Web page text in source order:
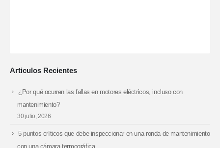
Articulos Recientes
¿Por qué ocurren las fallas en motores eléctricos, incluso con
mantenimiento?
30 julio, 2026
5 puntos críticos que debe inspeccionar en una ronda de mantenimiento
con una cámara termográfica